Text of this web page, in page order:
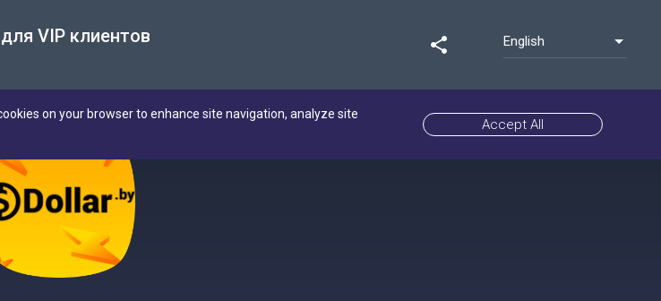
VIP клиентов share English
on your browser to enhance site navigation, analyze site
Accept All